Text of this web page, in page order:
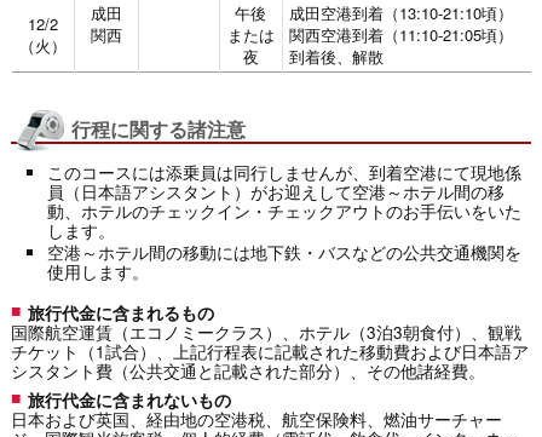
12/2
（火）
成田
関西
午後
または
夜
成田空港到着（13:10-21:10頃）
関西空港到着（11:10-21:05頃）
到着後、解散
行程に関する諸注意
このコースには添乗員は同行しませんが、到着空港にて現地係
員（日本語アシスタント）がお迎えして空港～ホテル間の移
動、ホテルのチェックイン・チェックアウトのお手伝いをいた
します。
空港～ホテル間の移動には地下鉄・バスなどの公共交通機関を
使用します。
旅行代金に含まれるもの
国際航空運賃（エコノミークラス）、ホテル（3泊3朝食付）、観戦
チケット（1試合）、上記行程表に記載された移動費および日本語ア
シスタント費（公共交通と記載された部分）、その他諸経費。
旅行代金に含まれないもの
日本および英国、経由地の空港税、航空保険料、燃油サーチャー